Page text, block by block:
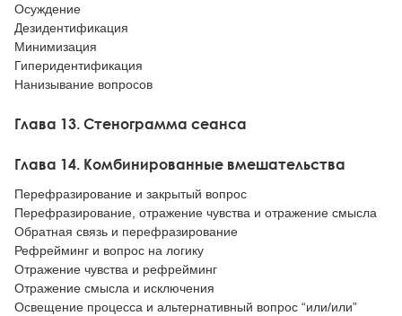
Осуждение
Дезидентификация
Минимизация
Гиперидентификация
Нанизывание вопросов
Глава 13. Стенограмма сеанса
Глава 14. Комбинированные вмешательства
Перефразирование и закрытый вопрос
Перефразирование, отражение чувства и отражение смысла
Обратная связь и перефразирование
Рефрейминг и вопрос на логику
Отражение чувства и рефрейминг
Отражение смысла и исключения
Освещение процесса и альтернативный вопрос “или/или”